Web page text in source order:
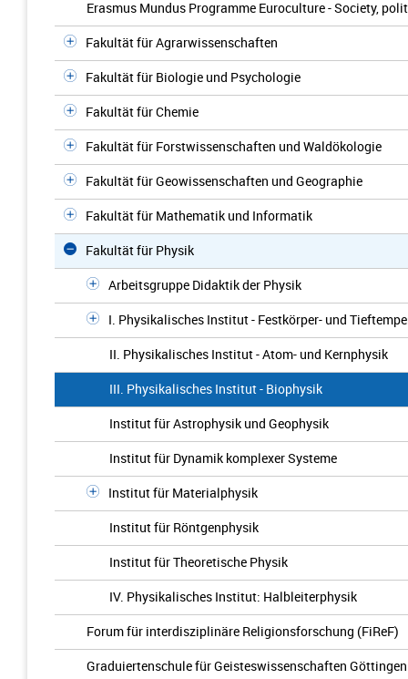
Erasmus Mundus Programme Euroculture - Society,
Fakultät für Agrarwissenschaften
Fakultät für Biologie und Psychologie
Fakultät für Chemie
Fakultät für Forstwissenschaften und Waldökologie
Fakultät für Geowissenschaften und Geographie
Fakultät für Mathematik und Informatik
Fakultät für Physik
Arbeitsgruppe Didaktik der Physik
I. Physikalisches Institut - Festkörper- und
II. Physikalisches Institut - Atom- und Kernphysik
III. Physikalisches Institut - Biophysik
Institut für Astrophysik und Geophysik
Institut für Dynamik komplexer Systeme
Institut für Materialphysik
Institut für Röntgenphysik
Institut für Theoretische Physik
IV. Physikalisches Institut: Halbleiterphysik
Forum für interdisziplinäre Religionsforschung (FiReF)
Graduiertenschule für Geisteswissenschaften Göttingen